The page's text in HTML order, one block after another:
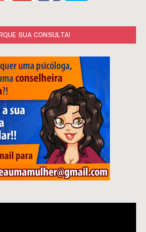
SUA CONSULTA!